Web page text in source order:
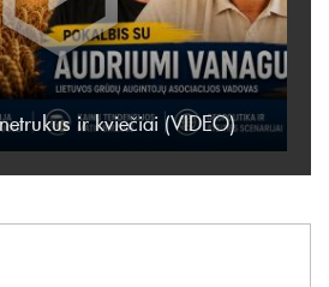
ir kviečiai (VIDEO)